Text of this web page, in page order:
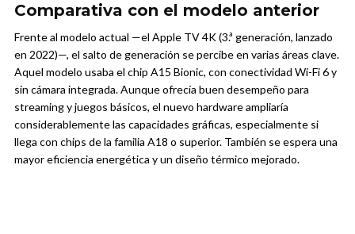
Comparativa con el modelo anterior
Frente al modelo actual —el Apple TV 4K (3.ª generación, lanzado
en 2022)—, el salto de generación se percibe en varias áreas clave.
Aquel modelo usaba el chip A15 Bionic, con conectividad Wi-Fi 6 y
sin cámara integrada. Aunque ofrecía buen desempeño para
streaming y juegos básicos, el nuevo hardware ampliaría
considerablemente las capacidades gráficas, especialmente si
llega con chips de la familia A18 o superior. También se espera una
mayor eficiencia energética y un diseño térmico mejorado.